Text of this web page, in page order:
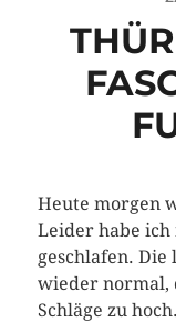
Heute morgen
Leider habe
geschlafen.
wieder normal,
Schläge zu